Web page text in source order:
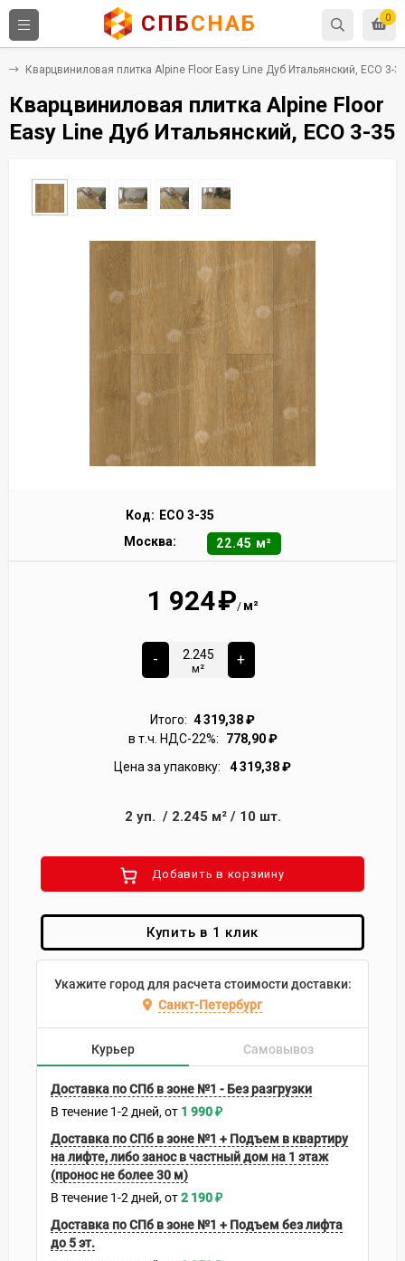
0
СПБСНАБ
Кварцвиниловая плитка Alpine Floor Easy Line Дуб Итальянский, ЕСО 3-
Кварцвиниловая плитка Alpine Floor
Easy Line Дуб Итальянский, ЕСО 3-35
Код: ECO 3-35
Москва:
22.45 м²
1 924₽/ м²
-
м²
+
Итого: 4 319,38₽
в т.ч. НДС-22%:
778,90₽
Цена за упаковку:
4 319,38₽
2 уп. / 2.245 м²/ 10 шт.
Добавить в корзиину
Купить в 1 клик
Укажите город для расчета стоимости доставки:
Санкт-Петербург
Курьер Самовывоз
Доставка по СПб в зоне №1 - Без разгрузки
В течение 1-2 дней 1 990₽
Доставка по СПб в зоне №1 + Подъем в квартиру
на лифте, либо занос в частный дом на 1 этаж
(пронос не более 30 м)
В течение 1-2 дней 2 190₽
Доставка по СПб в зоне №1 + Подъем без лифта
до 5 эт.